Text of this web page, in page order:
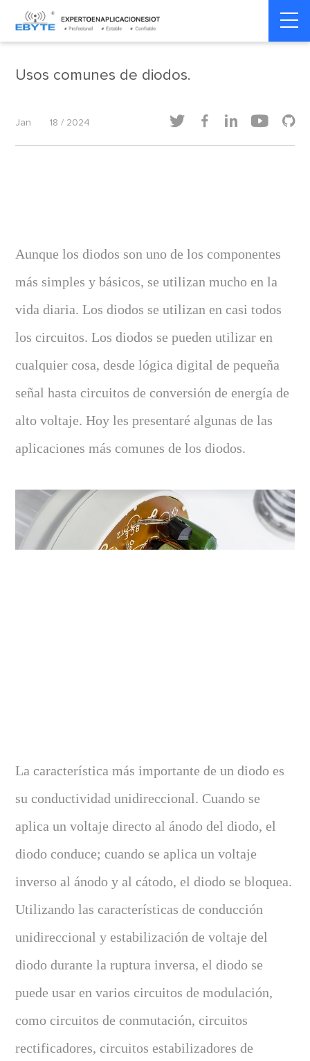
Home > Dinámica de la industria Dinámica de la industria
Usos comunes de diodos.
Jan 18 / 2024     
Aunque los diodos son uno de los componentes
más simples y básicos, se utilizan mucho en la
vida diaria. Los diodos se utilizan en casi todos
los circuitos. Los diodos se pueden utilizar en
cualquier cosa, desde lógica digital de pequeña
señal hasta circuitos de conversión de energía de
alto voltaje. Hoy les presentaré algunas de las
aplicaciones más comunes de los diodos.
La característica más importante de un diodo es
su conductividad unidireccional. Cuando se
aplica un voltaje directo al ánodo del diodo, el
diodo conduce; cuando se aplica un voltaje
inverso al ánodo y al cátodo, el diodo se bloquea.
Utilizando las características de conducción
unidireccional y estabilización de voltaje del
diodo durante la ruptura inversa, el diodo se
puede usar en varios circuitos de modulación,
como circuitos de conmutación, circuitos
rectificadores, circuitos estabilizadores de